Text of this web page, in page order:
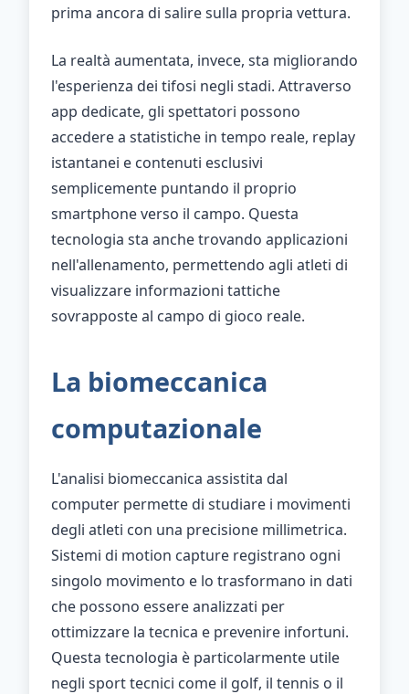
prima ancora di salire sulla propria vettura.
La realtà aumentata, invece, sta migliorando
l'esperienza dei tifosi negli stadi. Attraverso
app dedicate, gli spettatori possono
accedere a statistiche in tempo reale, replay
istantanei e contenuti esclusivi
semplicemente puntando il proprio
smartphone verso il campo. Questa
tecnologia sta anche trovando applicazioni
nell'allenamento, permettendo agli atleti di
visualizzare informazioni tattiche
sovrapposte al campo di gioco reale.
La biomeccanica
computazionale
L'analisi biomeccanica assistita dal
computer permette di studiare i movimenti
degli atleti con una precisione millimetrica.
Sistemi di motion capture registrano ogni
singolo movimento e lo trasformano in dati
che possono essere analizzati per
ottimizzare la tecnica e prevenire infortuni.
Questa tecnologia è particolarmente utile
negli sport tecnici come il golf, il tennis o il